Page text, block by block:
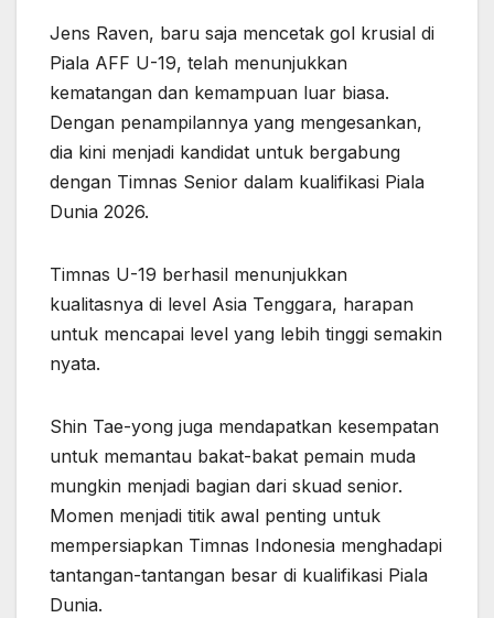
Jens Raven, baru saja mencetak gol krusial di
Piala AFF U-19, telah menunjukkan
kematangan dan kemampuan luar biasa.
Dengan penampilannya yang mengesankan,
dia kini menjadi kandidat untuk bergabung
dengan Timnas Senior dalam kualifikasi Piala
Dunia 2026.
Timnas U-19 berhasil menunjukkan
kualitasnya di level Asia Tenggara, harapan
untuk mencapai level yang lebih tinggi semakin
nyata.
Shin Tae-yong juga mendapatkan kesempatan
untuk memantau bakat-bakat pemain muda
mungkin menjadi bagian dari skuad senior.
Momen menjadi titik awal penting untuk
mempersiapkan Timnas Indonesia menghadapi
tantangan-tantangan besar di kualifikasi Piala
Dunia.